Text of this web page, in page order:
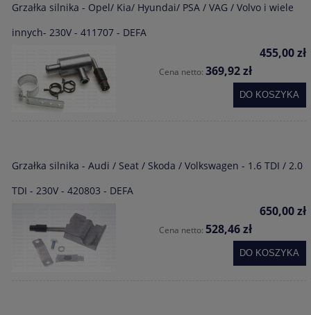
Grzałka silnika - Opel/ Kia/ Hyundai/ PSA / VAG / Volvo i wiele
innych- 230V - 411707 - DEFA
455,00 zł
Cena netto: 369,92 zł
DO KOSZYKA
Grzałka silnika - Audi / Seat / Skoda / Volkswagen - 1.6 TDI / 2.0
TDI - 230V - 420803 - DEFA
650,00 zł
Cena netto: 528,46 zł
DO KOSZYKA